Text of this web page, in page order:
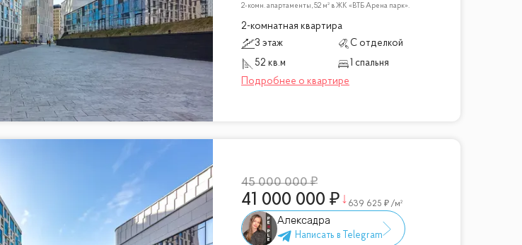
2-комн. апартаменты, 52 м² в ЖК «ВТБ Арена парк».
2-комнатная квартира
3 этаж
С отделкой
52 кв.м
1 спальня
45 000 000
41 000 000 639 625 /м²
Алексадра